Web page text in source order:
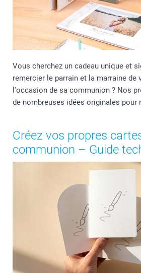
Vous cherchez un cadeau unique et
remercier le parrain et la marraine de
l'occasion de sa communion ? Nos
de nombreuses idées originales pour
Créez vos propres
communion – Guide